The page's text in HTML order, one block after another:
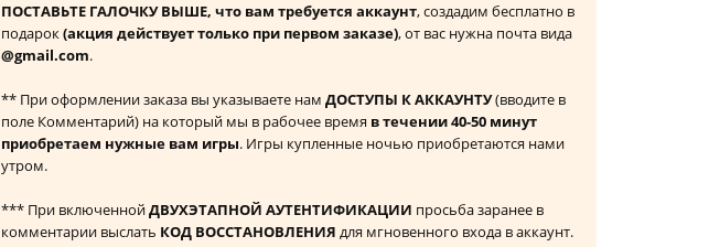
ПОСТАВЬТЕ ГАЛОЧКУ ВЫШЕ, что вам требуется аккаунт, создадим бесплатно в
подарок(акция действует только при первом заказе), от вас нужна почта вида
@gmail.com.
** При оформлении заказа вы указываете нам ДОСТУПЫ К АККАУНТУ(вводите в
поле Комментарий) на который мы в рабочее время в течении 40-50 минут
приобретаем нужные вам игры. Игры купленные ночью приобретаются нами
утром.
*** При включеннойДВУХЭТАПНОЙ АУТЕНТИФИКАЦИИ просьба заранее в
комментарии выслать КОД ВОССТАНОВЛЕНИЯ для мгновенного входа в аккаунт.